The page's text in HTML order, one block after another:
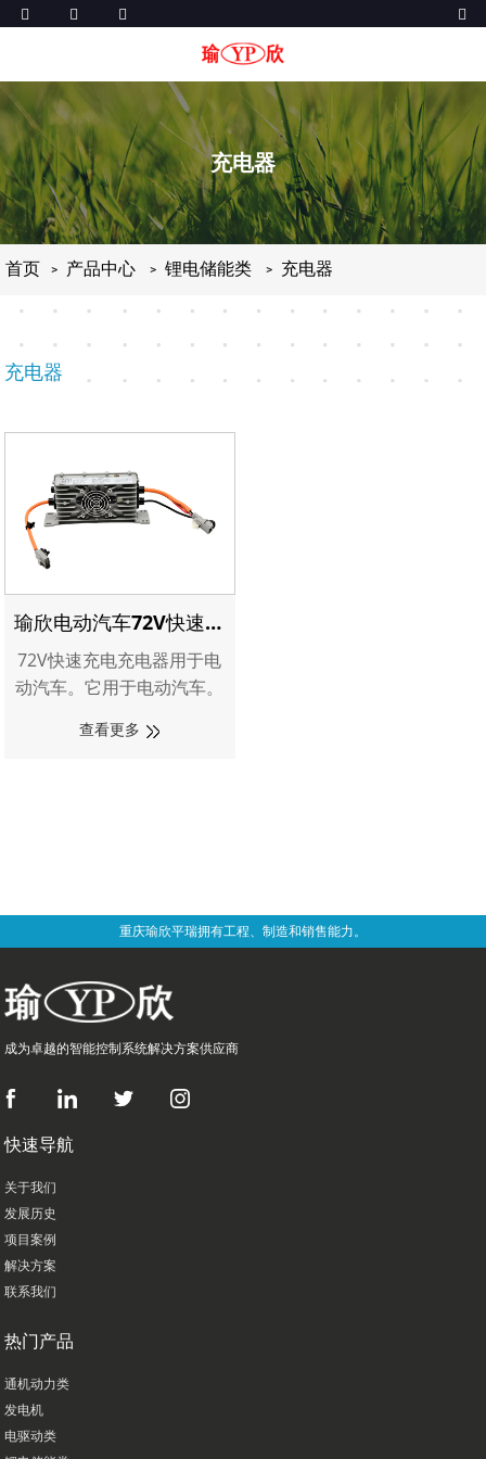
充电器
首页 产品中心 锂电储能类 充电器
充电器
瑜欣电动汽车72V快速充
电充电器
72V快速充电充电器用于电
动汽车。它用于电动汽车。
经验。我们是指定的供应
查看更多
重庆瑜欣平瑞拥有工程、制造和销售能力。
成为卓越的智能控制系统解决方案供应商
快速导航
关于我们
发展历史
项目案例
解决方案
联系我们
热门产品
通机动力类
发电机
电驱动类